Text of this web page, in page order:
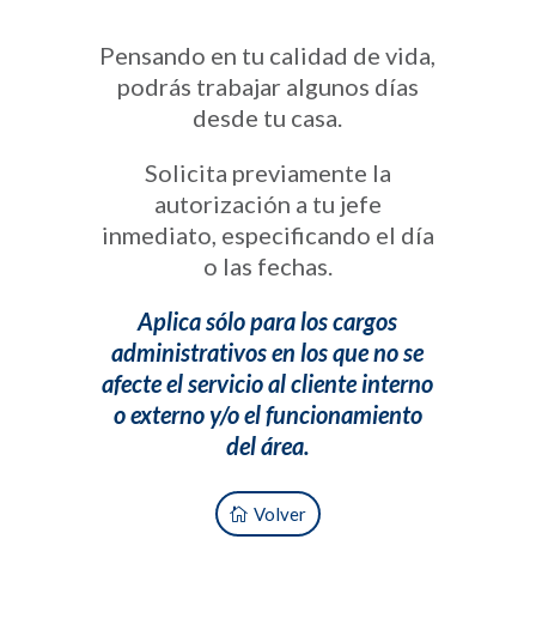
Pensando en tu calidad de vida,
podrás trabajar algunos días
desde tu casa.
Solicita previamente la
autorización a tu jefe
inmediato, especificando el día
o las fechas.
Aplica sólo para los cargos
administrativos en los que no se
afecte el servicio al cliente interno
o externo y/o el funcionamiento
del área.
Volver